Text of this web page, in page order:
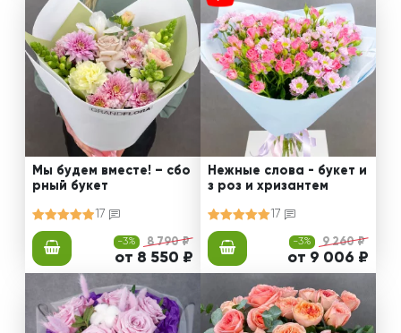
Мы будем вместе! – сбо
рный букет
17
-3% 8 790 ₽
от 8 550 ₽
Нежные слова - букет и
з роз и хризантем
17
-3% 9 260 ₽
от 9 006 ₽